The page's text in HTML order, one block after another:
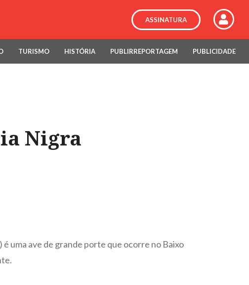
ASSINATURA
TURISMO HISTÓRIA PUBLIRREPORTAGEM PUBLICIDADE
Nigra
) é uma ave de grande porte que ocorre no Baixo